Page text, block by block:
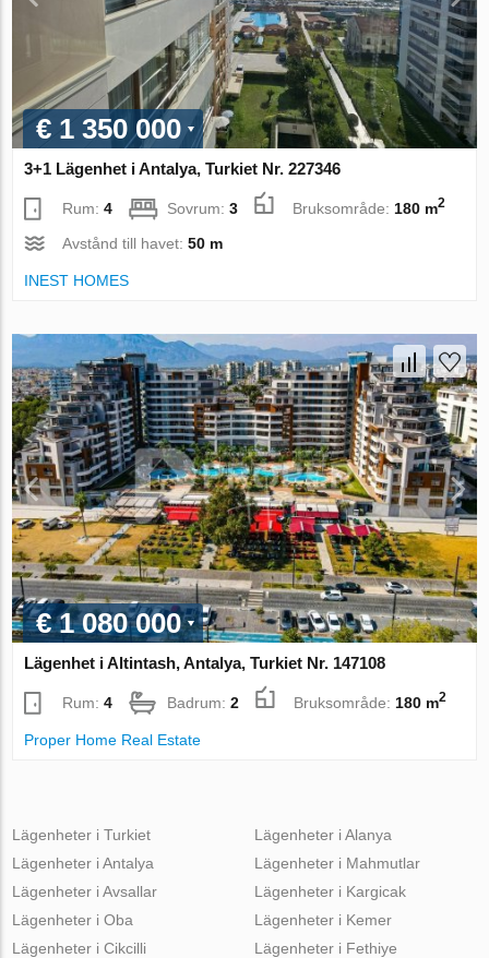
€ 1 350 000
3+1 Lägenhet i Antalya, Turkiet Nr. 227346
Rum:4 Sovrum:3 Bruksområde: 180 m2
Avstånd till havet:50 m
INEST HOMES
€ 1 080 000
Lägenhet i Altintash, Antalya, Turkiet Nr. 147108
Rum:4 Badrum:2 Bruksområde: 180 m2
Proper Home Real Estate
Lägenheter i Turkiet
Lägenheter i Antalya
Lägenheter i Avsallar
Lägenheter i Oba
Lägenheter i Cikcilli
Lägenheter i Alanya
Lägenheter i Mahmutlar
Lägenheter i Kargicak
Lägenheter i Kemer
Lägenheter i Fethiye